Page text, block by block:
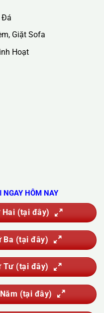
Thọ - Phường Từ Liêm -
Đá
Giặt Sofa
Hoạt